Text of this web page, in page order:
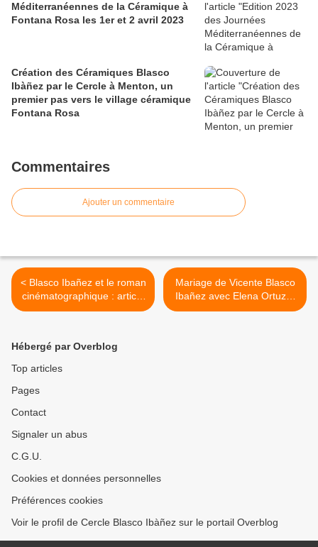
Méditerranéennes de la Céramique à
Fontana Rosa les 1er et 2 avril 2023
Création des Céramiques Blasco
Ibàñez par le Cercle à Menton, un
premier pas vers le village céramique
Fontana Rosa
Commentaires
Ajouter un commentaire
< Blasco Ibañez et le roman
cinématographique : article
de Cécile Fourrel de Frettes
Mariage de Vicente Blasco
Ibañez avec Elena Ortuzàr
le 4 juillet 1925 à Menton >
Hébergé par Overblog
Top articles
Pages
Contact
Signaler un abus
C.G.U.
Cookies et données personnelles
Préférences cookies
Voir le profil de Cercle Blasco Ibàñez sur le portail Overblog